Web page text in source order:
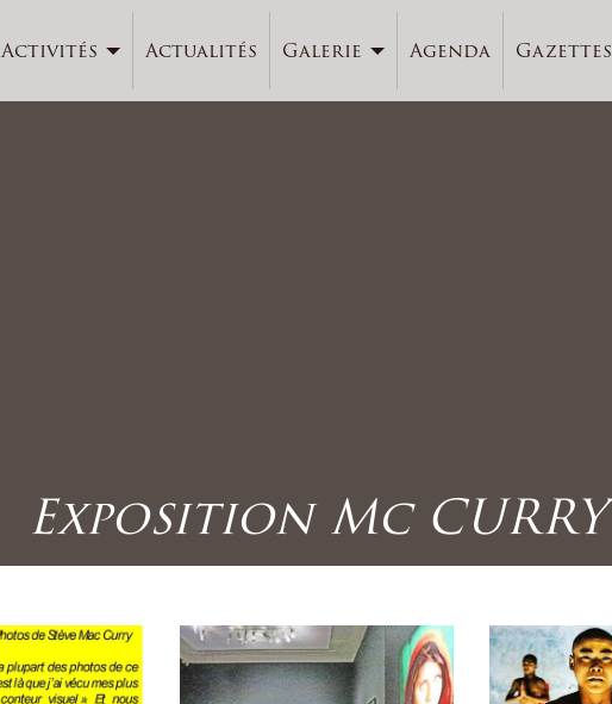
Activités Actualités Galerie Agenda Gazettes
Exposition Mc CURRY